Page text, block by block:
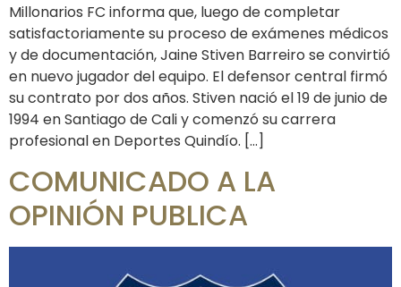
Millonarios FC informa que, luego de completar
satisfactoriamente su proceso de exámenes médicos
y de documentación, Jaine Stiven Barreiro se convirtió
en nuevo jugador del equipo. El defensor central firmó
su contrato por dos años. Stiven nació el 19 de junio de
1994 en Santiago de Cali y comenzó su carrera
profesional en Deportes Quindío. […]
COMUNICADO A LA
OPINIÓN PUBLICA